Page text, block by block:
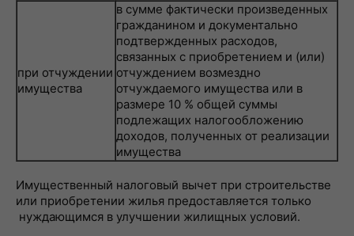
при отчуждении
имущества
в сумме фактически произведенных
гражданином и документально
подтвержденных расходов,
связанных с приобретением и (или)
отчуждением возмездно
отчуждаемого имущества или в
размере 10 % общей суммы
подлежащих налогообложению
доходов, полученных от реализации
имущества
Имущественный налоговый вычет при строительстве
или приобретении жилья предоставляется только
нуждающимся в улучшении жилищных условий.